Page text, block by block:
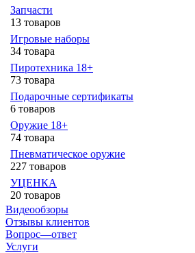
Запчасти
13 товаров
Игровые наборы
34 товара
Пиротехника 18+
73 товара
Подарочные сертификаты
6 товаров
Оружие 18+
74 товара
Пневматическое оружие
227 товаров
УЦЕНКА
20 товаров
Видеообзоры
Отзывы клиентов
Вопрос—ответ
Услуги